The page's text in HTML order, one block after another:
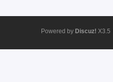
Powered by Discuz! X3.5